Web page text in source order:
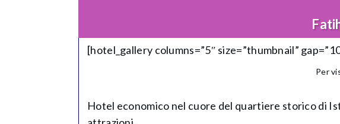
[hotel_gallery columns=”5″ size=”thumbnail”
Per
Hotel economico nel cuore del quartiere storico di